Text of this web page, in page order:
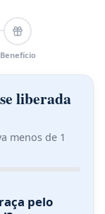
Benefício
liberada
menos de 1
pelo